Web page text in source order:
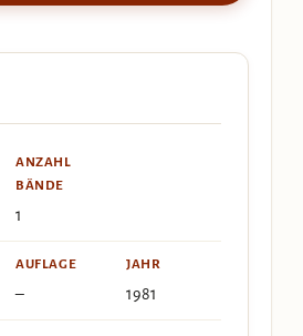
ANZAHL
BÄNDE
1
AUFLAGE
–
JAHR
1981